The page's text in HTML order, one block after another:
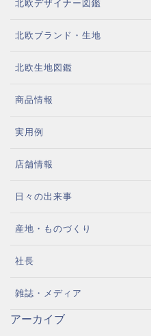
北欧デザイナー図鑑
北欧ブランド・生地
北欧生地図鑑
商品情報
実用例
店舗情報
日々の出来事
産地・ものづくり
社長
雑誌・メディア
アーカイブ